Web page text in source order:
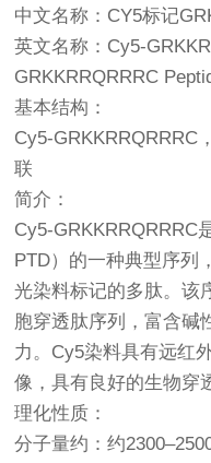
中文名称：CY5标记
英文名称：Cy5-
GRKKRRQRRRC
基本结构：
Cy5-GRKKRRQRRRC
联
简介：
Cy5-GRKKRRQRRRC
PTD）的一种典型序列
光染料标记的多肽。该
胞穿透肽序列，富含碱
力。Cy5染料具有远红
像，具有良好的生物穿
理化性质：
分子量约：约